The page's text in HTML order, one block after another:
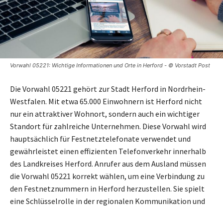
Vorwahl 05221: Wichtige Informationen und Orte in Herford - © Vorstadt Post
Die Vorwahl 05221 gehört zur Stadt Herford in Nordrhein-
Westfalen. Mit etwa 65.000 Einwohnern ist Herford nicht
nur ein attraktiver Wohnort, sondern auch ein wichtiger
Standort für zahlreiche Unternehmen. Diese Vorwahl wird
hauptsächlich für Festnetztelefonate verwendet und
gewährleistet einen effizienten Telefonverkehr innerhalb
des Landkreises Herford. Anrufer aus dem Ausland müssen
die Vorwahl 05221 korrekt wählen, um eine Verbindung zu
den Festnetznummern in Herford herzustellen. Sie spielt
eine Schlüsselrolle in der regionalen Kommunikation und